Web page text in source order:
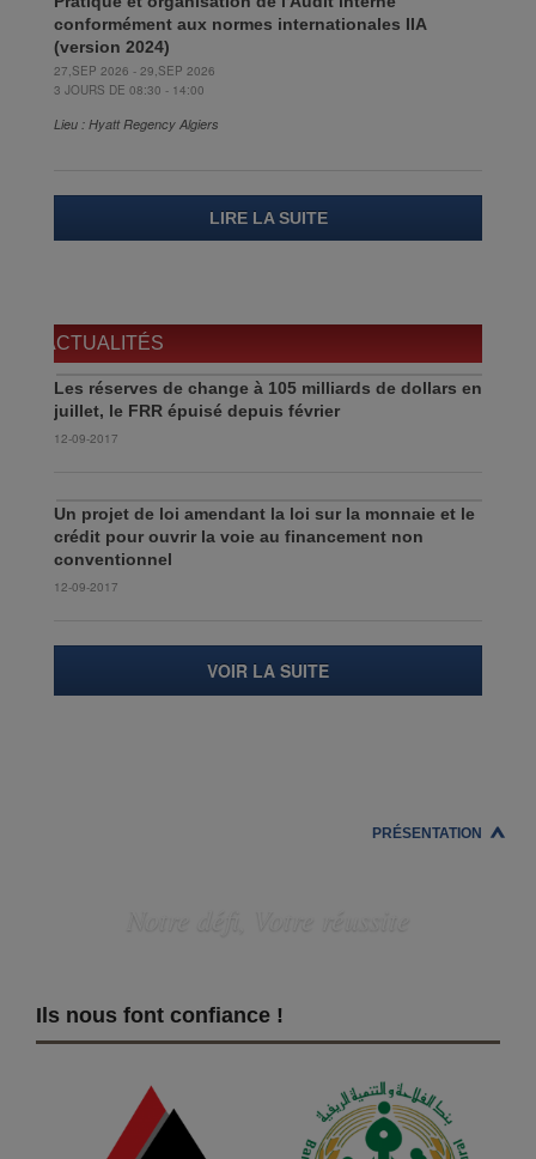
conformément aux normes internationales IIA
(version 2024)
27,SEP 2026 - 29,SEP 2026
3 JOURS DE 08:30 - 14:00
Lieu : Hyatt Regency Algiers
LIRE LA SUITE
ACTUALITÉS
Les réserves de change à 105 milliards de dollars en
juillet, le FRR épuisé depuis février
12-09-2017
Un projet de loi amendant la loi sur la monnaie et le
crédit pour ouvrir la voie au financement non
conventionnel
12-09-2017
VOIR LA SUITE
PRÉSENTATION
Ils nous font confiance !